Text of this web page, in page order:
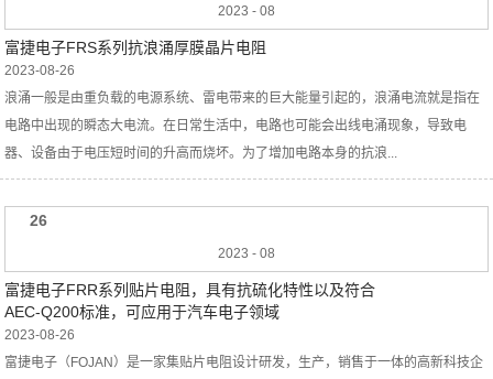
2023 - 08
富捷电子FRS系列抗浪涌厚膜晶片电阻
2023-08-26
浪涌一般是由重负载的电源系统、雷电带来的巨大能量引起的，浪涌电流就是指在
电路中出现的瞬态大电流。在日常生活中，电路也可能会出线电涌现象，导致电
器、设备由于电压短时间的升高而烧坏。为了增加电路本身的抗浪...
26
2023 - 08
富捷电子FRR系列贴片电阻，具有抗硫化特性以及符合
AEC-Q200标准，可应用于汽车电子领域
2023-08-26
富捷电子（FOJAN）是一家集贴片电阻设计研发，生产，销售于一体的高新科技企